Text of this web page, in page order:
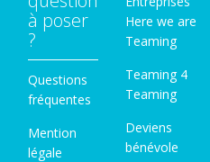
à poser
?
Questions
fréquentes
Mention
légale
Here we are
Teaming
Teaming 4
Teaming
Deviens
bénévole